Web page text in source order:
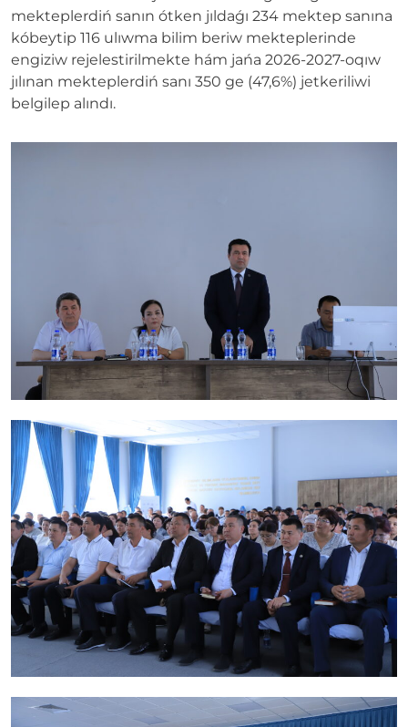
mekteplerdiń sanın ótken jıldaǵı 234 mektep sanına
kóbeytip 116 ulıwma bilim beriw mekteplerinde
engiziw rejelestirilmekte hám jańa 2026-2027-oqıw
jılınan mekteplerdiń sanı 350 ge (47,6%) jetkeriliwi
belgilep alındı.